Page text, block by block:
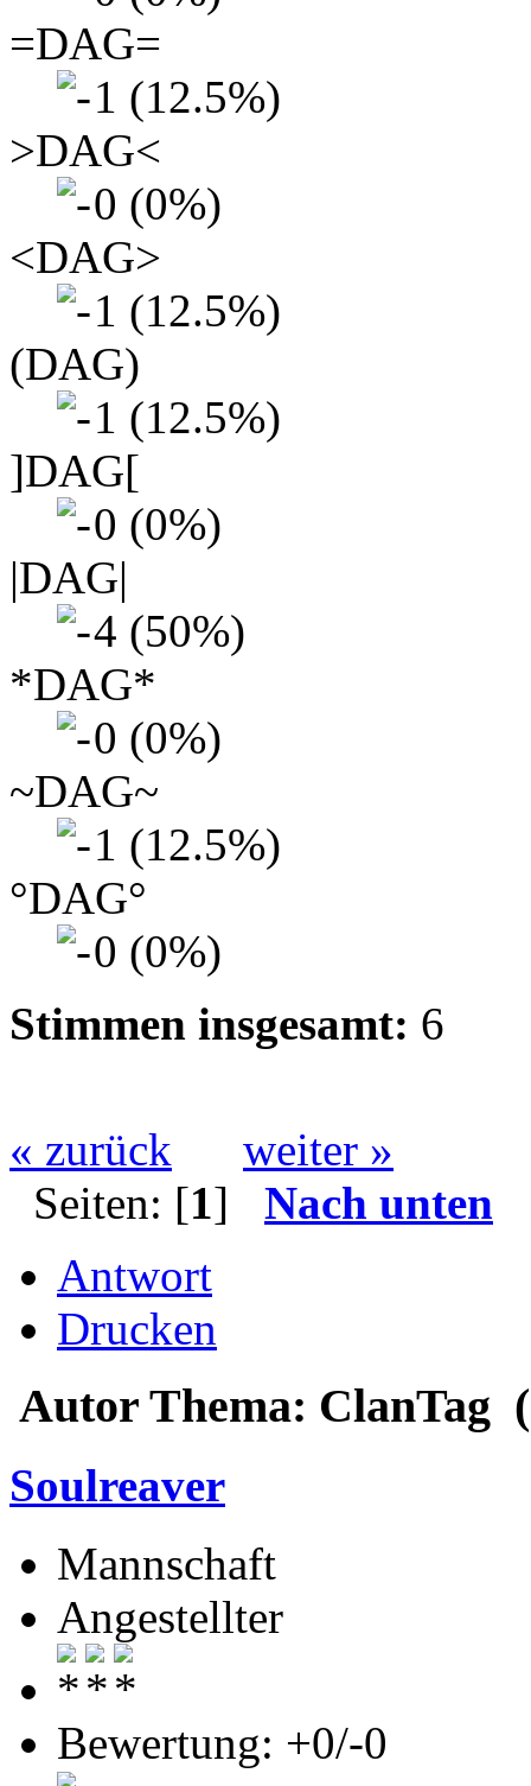
=DAG=
1 (12.5%)
>DAG<
0 (0%)
<DAG>
1 (12.5%)
(DAG)
1 (12.5%)
]DAG[
0 (0%)
|DAG|
4 (50%)
*DAG*
0 (0%)
~DAG~
1 (12.5%)
°DAG°
0 (0%)
Stimmen insgesamt: 6
« zurück
weiter »
Seiten: [1] Nach unten
Antwort
Drucken
Autor Thema: ClanTag
Soulreaver
Mannschaft
Angestellter
Bewertung: +0/-0